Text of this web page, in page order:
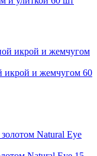
икрой и жемчугом 60